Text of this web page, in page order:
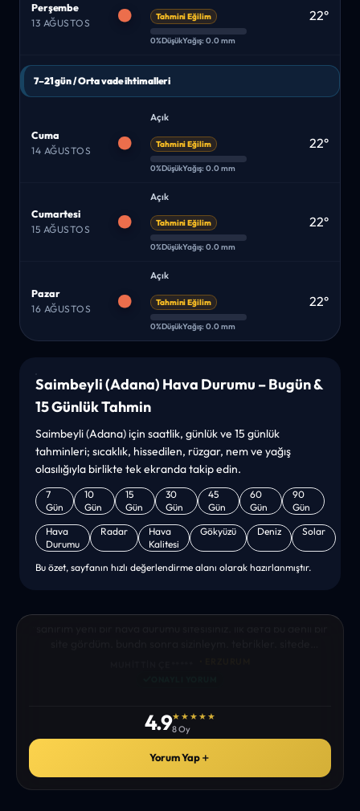
Perşembe
13 AĞUSTOS
Tahmini Eğilim
0%DüşükYağış: 0.0 mm
22°
7–21 gün / Orta vade ihtimalleri
Cuma
14 AĞUSTOS
Açık
Tahmini Eğilim
0%DüşükYağış: 0.0 mm
22°
Cumartesi
15 AĞUSTOS
Açık
Tahmini Eğilim
0%DüşükYağış: 0.0 mm
22°
Pazar
16 AĞUSTOS
Açık
Tahmini Eğilim
0%DüşükYağış: 0.0 mm
22°
Saimbeyli (Adana) Hava Durumu – Bugün &
15 Günlük Tahmin
Saimbeyli (Adana) için saatlik, günlük ve 15 günlük
tahminleri; sıcaklık, hissedilen, rüzgar, nem ve yağış
olasılığıyla birlikte tek ekranda takip edin.
7
Gün
10
Gün
15
Gün
30
Gün
45
Gün
60
Gün
90
Gün
Hava
Durumu
Radar
Hava
Kalitesi
Gökyüzü Deniz Solar
Bu özet, sayfanın hızlı değerlendirme alanı olarak hazırlanmıştır.
4.9★★★★★
8 Oy
Yorum Yap＋